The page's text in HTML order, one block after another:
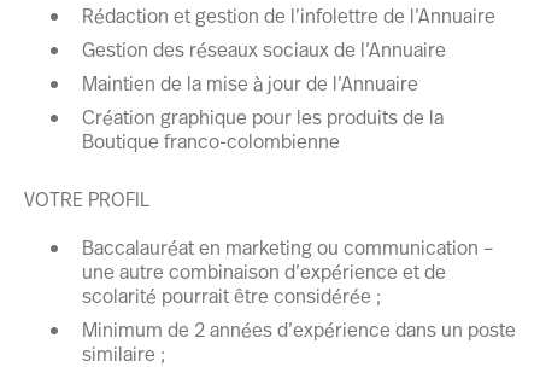
Rédaction et gestion de l’infolettre de l’Annuaire
Gestion des réseaux sociaux de l’Annuaire
Maintien de la mise à jour de l’Annuaire
Création graphique pour les produits de la
Boutique franco-colombienne
VOTRE PROFIL
Baccalauréat en marketing ou communication –
une autre combinaison d’expérience et de
scolarité pourrait être considérée ;
Minimum de 2 années d’expérience dans un poste
similaire ;